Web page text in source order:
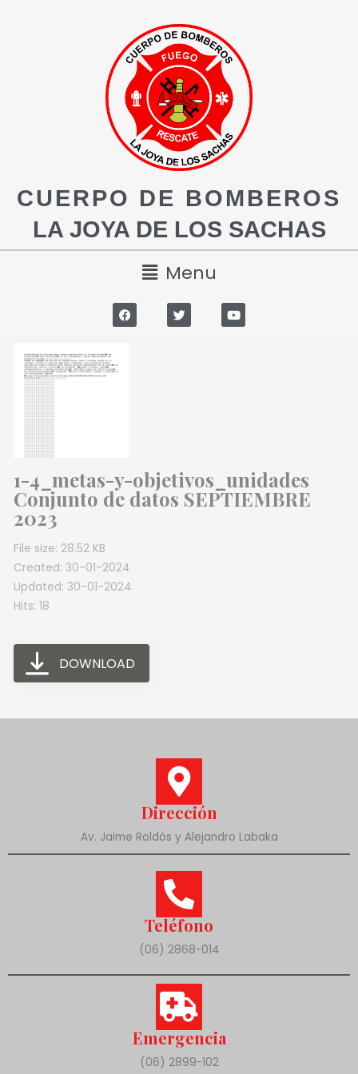
CUERPO DE BOMBEROS
LA JOYA DE LOS SACHAS
Menu
1-4_metas-y-objetivos_unidades
Conjunto de datos SEPTIEMBRE
2023
File size: 28.52 KB
Created: 30-01-2024
Updated: 30-01-2024
Hits: 18
DOWNLOAD
Dirección
Av. Jaime Roldós y Alejandro Labaka
Teléfono
(06) 2868-014
Emergencia
(06) 2899-102